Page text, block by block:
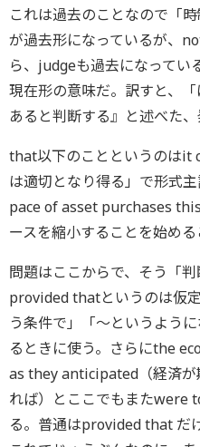
これは過去のことなので「
が過去形になっているが、
ら、judgeも過去になってい
現在形の意味だ。訳すと、
あると判断する』と述べた、
that以下のことというのは
は適切となり得る」で形式
pace of asset purchases
ースを縮小することを始める
問題はここからで、そう「判
provided thatというのは仮
う条件で」「～というよう
るときに使う。さらにthe
as they anticipated（経済が
れば）とここでもまたwere
る。普通はprovided that だ